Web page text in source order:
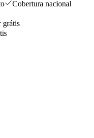
Cobertura nacional
grátis